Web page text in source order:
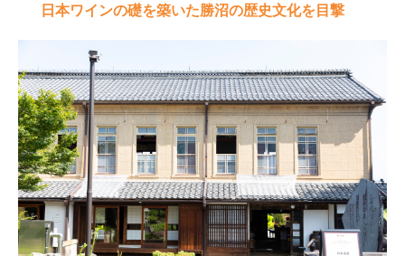
日本ワインの礎を築いた勝沼の歴史文化を目撃